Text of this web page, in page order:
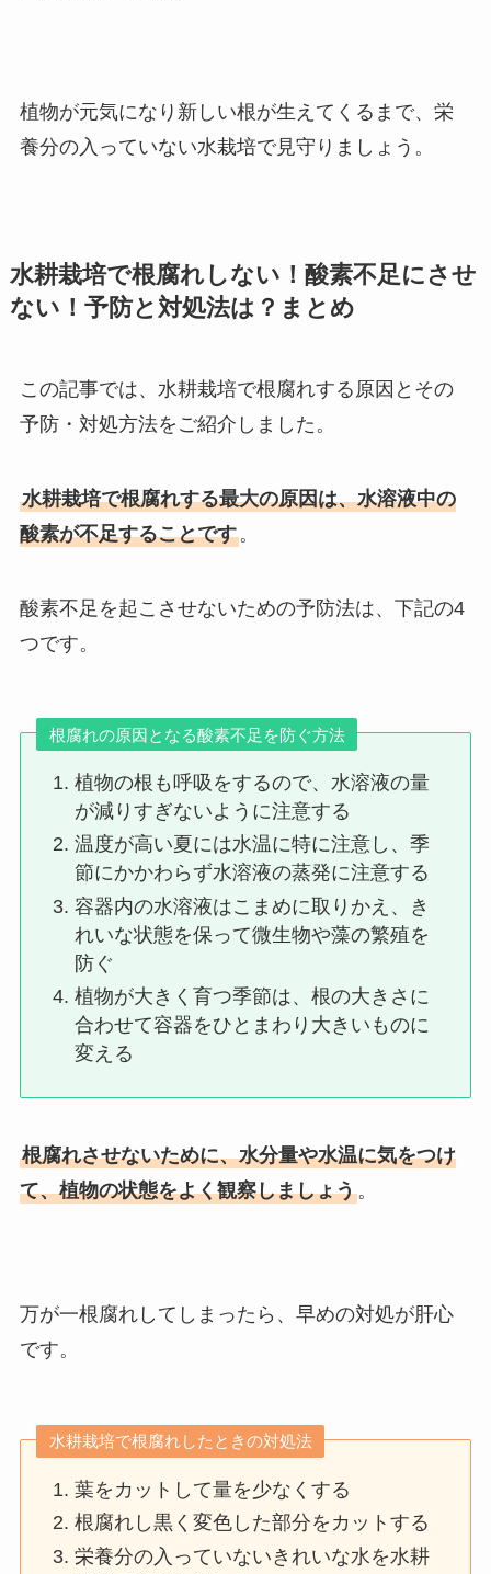
植物が元気になり新しい根が生えてくるまで、栄
養分の入っていない水栽培で見守りましょう。
水耕栽培で根腐れしない！酸素不足にさせ
ない！予防と対処法は？まとめ
この記事では、水耕栽培で根腐れする原因とその
予防・対処方法をご紹介しました。
水耕栽培で根腐れする最大の原因は、水溶液中の
酸素が不足することです。
酸素不足を起こさせないための予防法は、下記の4
つです。
根腐れの原因となる酸素不足を防ぐ方法
植物の根も呼吸をするので、水溶液の量
が減りすぎないように注意する
温度が高い夏には水温に特に注意し、季
節にかかわらず水溶液の蒸発に注意する
容器内の水溶液はこまめに取りかえ、き
れいな状態を保って微生物や藻の繁殖を
防ぐ
植物が大きく育つ季節は、根の大きさに
合わせて容器をひとまわり大きいものに
変える
根腐れさせないために、水分量や水温に気をつけ
て、植物の状態をよく観察しましょう。
万が一根腐れしてしまったら、早めの対処が肝心
です。
水耕栽培で根腐れしたときの対処法
葉をカットして量を少なくする
根腐れし黒く変色した部分をカットする
栄養分の入っていないきれいな水を水耕